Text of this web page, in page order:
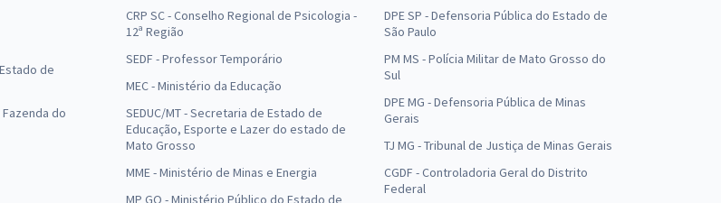
de
Fazenda do
CRP SC - Conselho Regional de Psicologia -
12ª Região
SEDF - Professor Temporário
MEC - Ministério da Educação
SEDUC/MT - Secretaria de Estado de
Educação, Esporte e Lazer do estado de
Mato Grosso
MME - Ministério de Minas e Energia
MP GO - Ministério Público do Estado de
DPE SP - Defensoria Pública do Estado de
São Paulo
PM MS - Polícia Militar de Mato Grosso do
Sul
DPE MG - Defensoria Pública de Minas
Gerais
TJ MG - Tribunal de Justiça de Minas Gerais
CGDF - Controladoria Geral do Distrito
Federal